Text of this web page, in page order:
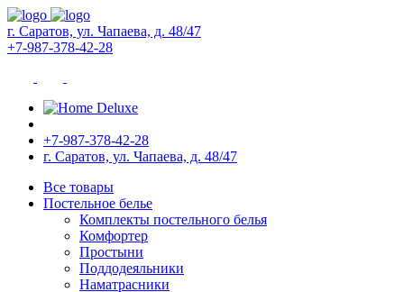
г. Саратов, ул. Чапаева, д. 48/47
+7-987-378-42-28
+7-987-378-42-28
г. Саратов, ул. Чапаева, д. 48/47
Все товары
Постельное белье
Комплекты постельного белья
Комфортер
Простыни
Поддодеяльники
Наматрасники